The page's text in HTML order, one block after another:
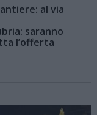
al via
saranno
l’offerta